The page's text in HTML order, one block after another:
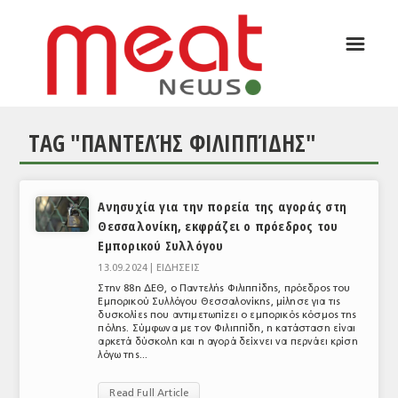
ΕΙΔΗΣΕΙΣ
ΘΕΜΑΤΑ
ΕΥΡΩΠΑΪΚΕΣ ΑΠΟΦΑΣΕΙΣ
☰
TAG "ΠΑΝΤΕΛΉΣ ΦΙΛΙΠΠΊΔΗΣ"
Ανησυχία για την πορεία της αγοράς στη
Θεσσαλονίκη, εκφράζει ο πρόεδρος του
Εμπορικού Συλλόγου
13.09.2024 |
ΕΙΔΗΣΕΙΣ
Στην 88η ΔΕΘ, ο Παντελής Φιλιππίδης, πρόεδρος του
Εμπορικού Συλλόγου Θεσσαλονίκης, μίλησε για τις
δυσκολίες που αντιμετωπίζει ο εμπορικός κόσμος της
πόλης. Σύμφωνα με τον Φιλιππίδη, η κατάσταση είναι
αρκετά δύσκολη και η αγορά δείχνει να περνάει κρίση
λόγω της...
Read Full Article